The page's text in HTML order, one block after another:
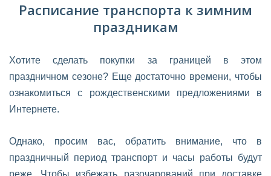
Расписание транспорта к зимним
праздникам
Хотите сделать покупки за границей в этом
праздничном сезоне? Еще достаточно времени, чтобы
ознакомиться с рождественскими предложениями в
Интернете.
Однако, просим вас, обратить внимание, что в
праздничный период транспорт и часы работы будут
реже. Чтобы избежать разочарований при доставке